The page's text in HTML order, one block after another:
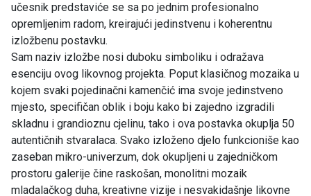
učesnik predstaviće se sa po jednim profesionalno
opremljenim radom, kreirajući jedinstvenu i koherentnu
izložbenu postavku.
Sam naziv izložbe nosi duboku simboliku i odražava
esenciju ovog likovnog projekta. Poput klasičnog mozaika u
kojem svaki pojedinačni kamenčić ima svoje jedinstveno
mjesto, specifičan oblik i boju kako bi zajedno izgradili
skladnu i grandioznu cjelinu, tako i ova postavka okuplja 50
autentičnih stvaralaca. Svako izloženo djelo funkcioniše kao
zaseban mikro-univerzum, dok okupljeni u zajedničkom
prostoru galerije čine raskošan, monolitni mozaik
mladalačkog duha, kreativne vizije i nesvakidašnje likovne